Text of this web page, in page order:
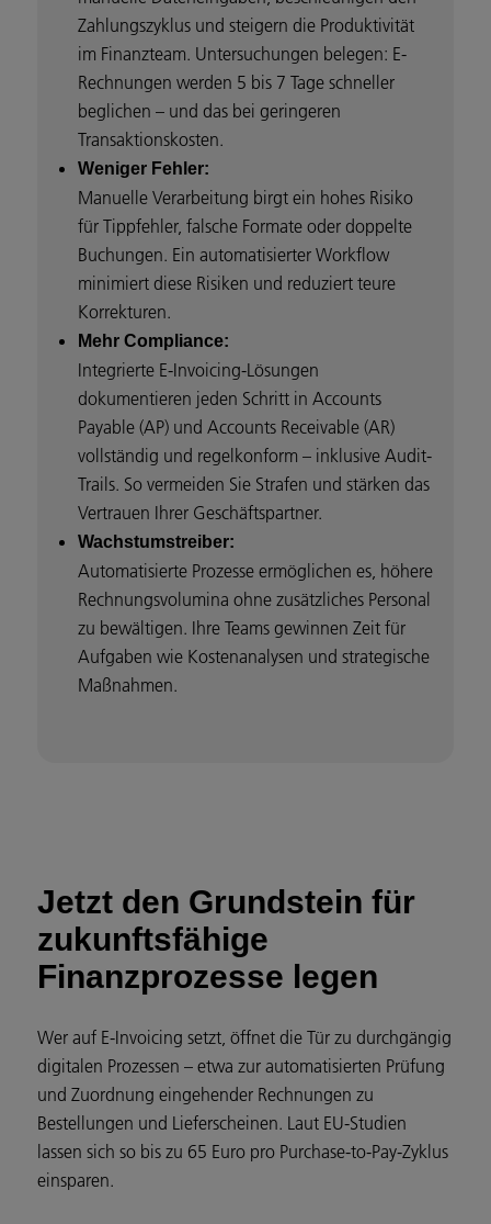
Zahlungszyklus und steigern die Produktivität
im Finanzteam. Untersuchungen belegen: E-
Rechnungen werden 5 bis 7 Tage schneller
beglichen – und das bei geringeren
Transaktionskosten.
Weniger Fehler:
Manuelle Verarbeitung birgt ein hohes Risiko
für Tippfehler, falsche Formate oder doppelte
Buchungen. Ein automatisierter Workflow
minimiert diese Risiken und reduziert teure
Korrekturen.
Mehr Compliance:
Integrierte E-Invoicing-Lösungen
dokumentieren jeden Schritt in Accounts
Payable (AP) und Accounts Receivable (AR)
vollständig und regelkonform – inklusive Audit-
Trails. So vermeiden Sie Strafen und stärken das
Vertrauen Ihrer Geschäftspartner.
Wachstumstreiber:
Automatisierte Prozesse ermöglichen es, höhere
Rechnungsvolumina ohne zusätzliches Personal
zu bewältigen. Ihre Teams gewinnen Zeit für
Aufgaben wie Kostenanalysen und strategische
Maßnahmen.
Jetzt den Grundstein für
zukunftsfähige
Finanzprozesse legen
Wer auf E-Invoicing setzt, öffnet die Tür zu durchgängig
digitalen Prozessen – etwa zur automatisierten Prüfung
und Zuordnung eingehender Rechnungen zu
Bestellungen und Lieferscheinen. Laut EU-Studien
lassen sich so bis zu 65 Euro pro Purchase-to-Pay-Zyklus
einsparen.